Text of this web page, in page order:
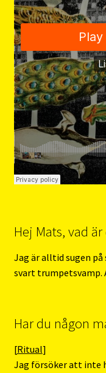
Hej Mats, vad
Jag är alltid sugen
svart trumpetsvamp.
Har du någon
[Ritual]
Jag försöker att inte